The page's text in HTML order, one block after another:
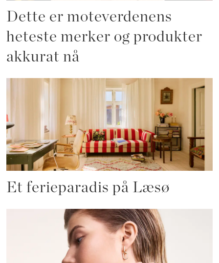
Dette er moteverdenens
heteste merker og produkter
akkurat nå
Et ferieparadis på Læsø